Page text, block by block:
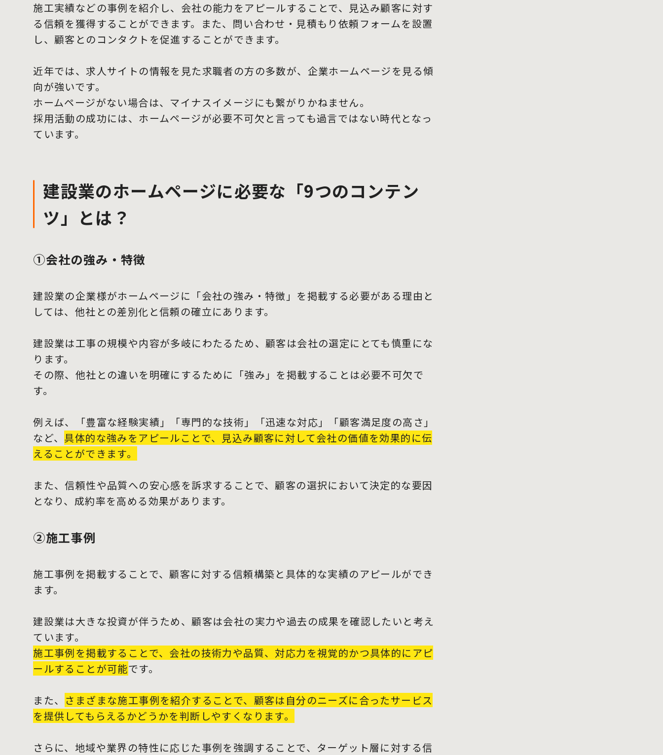
施工実績などの事例を紹介し、会社の能力をアピールすることで、見込み顧客に対す
る信頼を獲得することができます。また、問い合わせ・見積もり依頼フォームを設置
し、顧客とのコンタクトを促進することができます。
近年では、求人サイトの情報を見た求職者の方の多数が、企業ホームページを見る傾
向が強いです。
ホームページがない場合は、マイナスイメージにも繋がりかねません。
採用活動の成功には、ホームページが必要不可欠と言っても過言ではない時代となっ
ています。
建設業のホームページに必要な「9つのコンテン
ツ」とは？
①会社の強み・特徴
建設業の企業様がホームページに「会社の強み・特徴」を掲載する必要がある理由と
しては、他社との差別化と信頼の確立にあります。
建設業は工事の規模や内容が多岐にわたるため、顧客は会社の選定にとても慎重にな
ります。
その際、他社との違いを明確にするために「強み」を掲載することは必要不可欠で
す。
例えば、「豊富な経験実績」「専門的な技術」「迅速な対応」「顧客満足度の高さ」
など、 具体的な強みをアピールことで、見込み顧客に対して会社の価値を効果的に伝
えることができます。
また、信頼性や品質への安心感を訴求することで、顧客の選択において決定的な要因
となり、成約率を高める効果があります。
②施工事例
施工事例を掲載することで、顧客に対する信頼構築と具体的な実績のアピールができ
ます。
建設業は大きな投資が伴うため、顧客は会社の実力や過去の成果を確認したいと考え
ています。
施工事例を掲載することで、会社の技術力や品質、対応力を視覚的かつ具体的にアピ
ールすることが可能です。
また、 さまざまな施工事例を紹介することで、顧客は自分のニーズに合ったサービス
を提供してもらえるかどうかを判断しやすくなります。
さらに、地域や業界の特性に応じた事例を強調することで、ターゲット層に対する信